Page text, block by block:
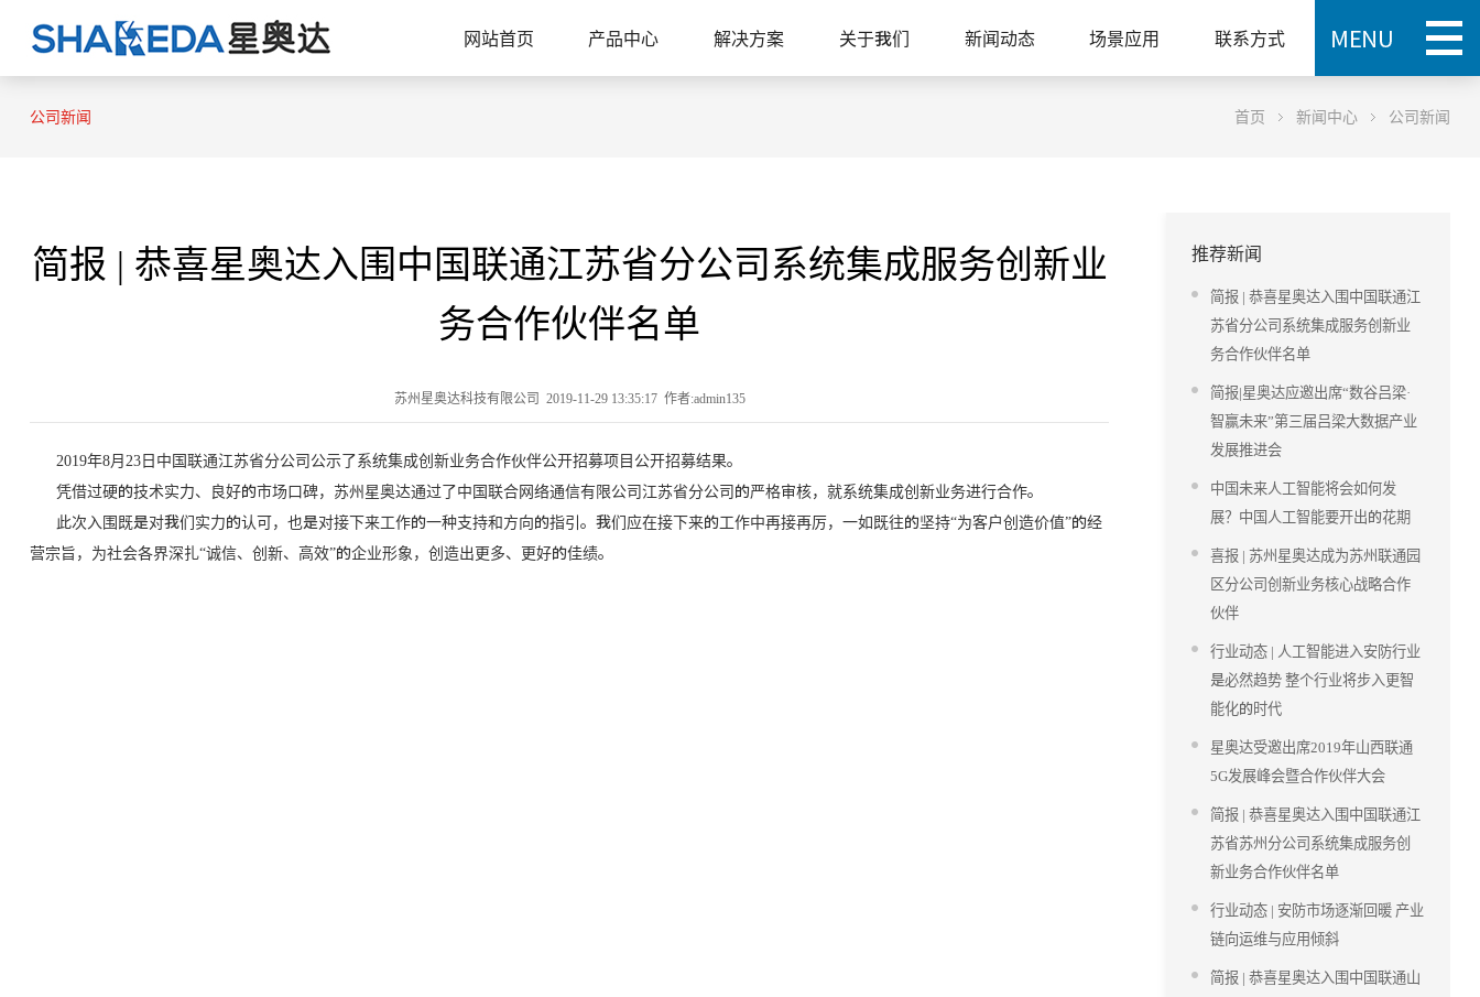
网站首页 产品中心 解决方案 关于我们 新闻动态 场景应用 联系方式
公司新闻 公司新闻
新闻中心
首页
简报 | 恭喜星奥达入围中国联通江苏省分公司系统集成服务创新业
务合作伙伴名单
苏州星奥达科技有限公司 2019-11-29 13:35:17 作者:admin135
2019年8月23日中国联通江苏省分公司公示了系统集成创新业务合作伙伴公开招募项目公开招募结果。
凭借过硬的技术实力、良好的市场口碑，苏州星奥达通过了中国联合网络通信有限公司江苏省分公司的严格审核，就系统集成创新业务进行合作。
此次入围既是对我们实力的认可，也是对接下来工作的一种支持和方向的指引。我们应在接下来的工作中再接再厉，一如既往的坚持“为客户创造价值”的经
营宗旨，为社会各界深扎“诚信、创新、高效”的企业形象，创造出更多、更好的佳绩。
推荐新闻
简报 | 恭喜星奥达入围中国联通江
苏省分公司系统集成服务创新业
务合作伙伴名单
简报|星奥达应邀出席“数谷吕梁·
智赢未来”第三届吕梁大数据产业
发展推进会
中国未来人工智能将会如何发
展？中国人工智能要开出的花期
喜报 | 苏州星奥达成为苏州联通园
区分公司创新业务核心战略合作
伙伴
行业动态 | 人工智能进入安防行业
是必然趋势 整个行业将步入更智
能化的时代
星奥达受邀出席2019年山西联通
5G发展峰会暨合作伙伴大会
简报 | 恭喜星奥达入围中国联通江
苏省苏州分公司系统集成服务创
新业务合作伙伴名单
行业动态 | 安防市场逐渐回暖 产业
链向运维与应用倾斜
简报 | 恭喜星奥达入围中国联通山